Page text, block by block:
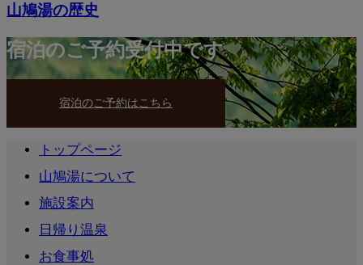
山鳩湯の歴史
宿泊のご予約受付中です
宿泊のご予約はこちら
トップページ
山鳩湯について
施設案内
日帰り温泉
お食事処